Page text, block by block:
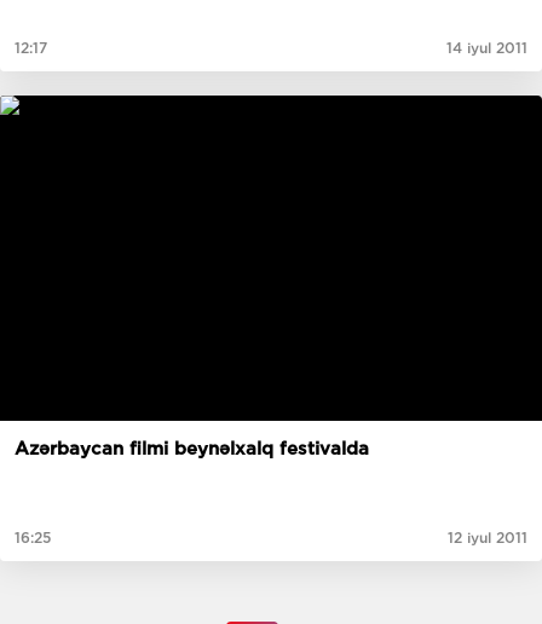
12:17 14 iyul 2011
Azərbaycan filmi beynəlxalq festivalda
16:25 12 iyul 2011